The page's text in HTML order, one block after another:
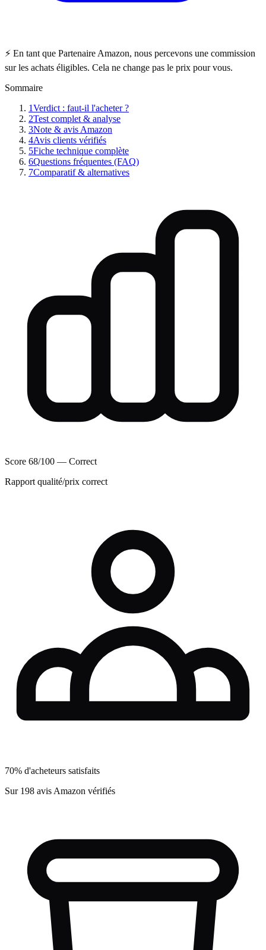
⚡ En tant que Partenaire Amazon, nous percevons une commission
sur les achats éligibles. Cela ne change pas le prix pour vous.
Sommaire
1Verdict : faut-il l'acheter ?
2Test complet & analyse
3Note & avis Amazon
4Avis clients vérifiés
5Fiche technique complète
6Questions fréquentes (FAQ)
7Comparatif & alternatives
Score 68/100 — Correct
Rapport qualité/prix correct
70% d'acheteurs satisfaits
Sur 198 avis Amazon vérifiés